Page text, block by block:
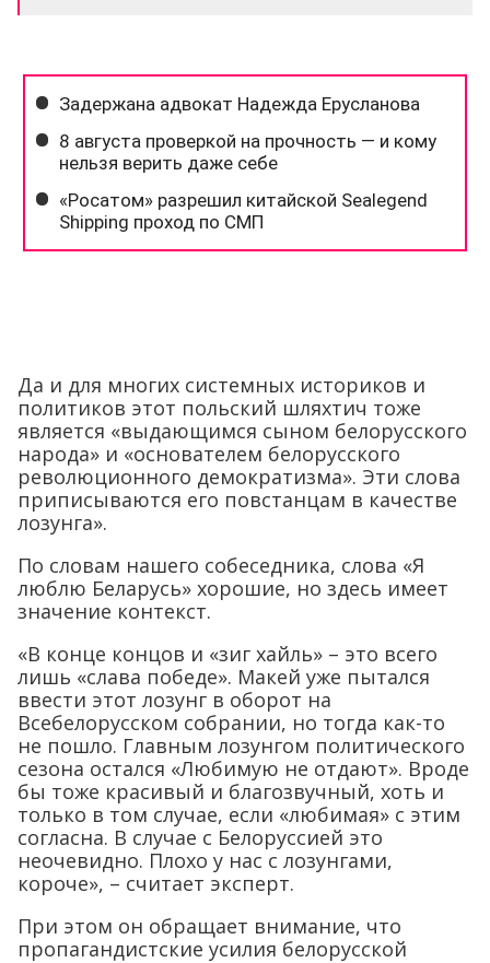
Да и для многих системных историков и
политиков этот польский шляхтич тоже
является «выдающимся сыном белорусского
народа» и «основателем белорусского
революционного демократизма». Эти слова
приписываются его повстанцам в качестве
лозунга».
По словам нашего собеседника, слова «Я
люблю Беларусь» хорошие, но здесь имеет
значение контекст.
«В конце концов и «зиг хайль» – это всего
лишь «слава победе». Макей уже пытался
ввести этот лозунг в оборот на
Всебелорусском собрании, но тогда как-то
не пошло. Главным лозунгом политического
сезона остался «Любимую не отдают». Вроде
бы тоже красивый и благозвучный, хоть и
только в том случае, если «любимая» с этим
согласна. В случае с Белоруссией это
неочевидно. Плохо у нас с лозунгами,
короче», – считает эксперт.
При этом он обращает внимание, что
пропагандистские усилия белорусской